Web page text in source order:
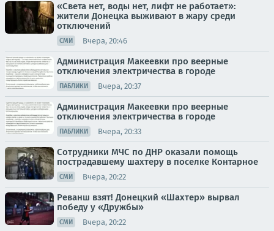
«Света нет, воды нет, лифт не работает»:
жители Донецка выживают в жару среди
отключений
СМИ Вчера, 20:46
Администрация Макеевки про веерные
отключения электричества в городе
ПАБЛИКИ Вчера, 20:37
Администрация Макеевки про веерные
отключения электричества в городе
ПАБЛИКИ Вчера, 20:33
Сотрудники МЧС по ДНР оказали помощь
пострадавшему шахтеру в поселке Контарное
СМИ Вчера, 20:22
Реванш взят! Донецкий «Шахтер» вырвал
победу у «Дружбы»
СМИ Вчера, 20:22